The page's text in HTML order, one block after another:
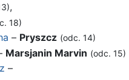
,
18)
– Pryszcz (odc. 14)
Marsjanin Marvin (odc. 15)
–